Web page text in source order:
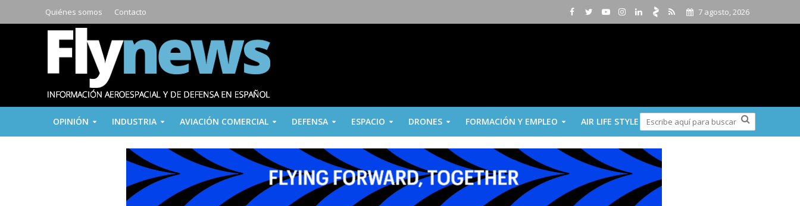
Quiénes somos Contacto 7 agosto, 2026
OPINIÓN INDUSTRIA AVIACIÓN COMERCIAL DEFENSA ESPACIO DRONES FORMACIÓN Y EMPLEO AIR LIFE STYLE